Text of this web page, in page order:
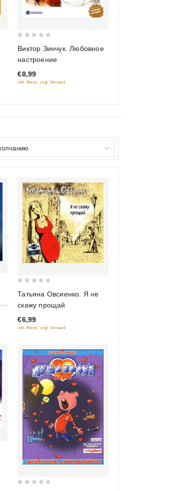
of
5
Виктор Зинчук. Любовное
настроение
€8,99
inkl. Mwst., zzgl. Versand
of
5
Татьяна Овсиенко. Я не
скажу прощай
€6,99
inkl. Mwst., zzgl. Versand